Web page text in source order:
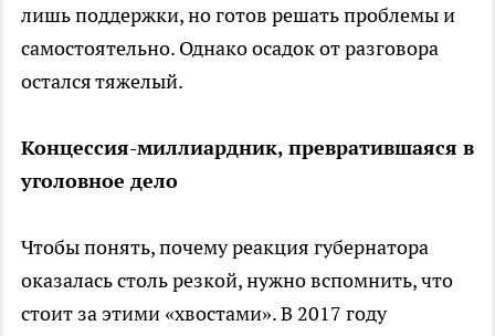
лишь поддержки, но готов решать проблемы и
самостоятельно. Однако осадок от разговора
остался тяжелый.
Концессия-миллиардник, превратившаяся в
уголовное дело
Чтобы понять, почему реакция губернатора
оказалась столь резкой, нужно вспомнить, что
стоит за этими «хвостами». В 2017 году